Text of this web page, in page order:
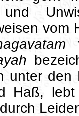
und
vom
unter
Haß,